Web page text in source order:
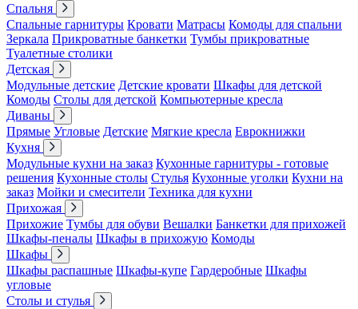
Спальня
Спальные гарнитуры Кровати Матрасы Комоды для спальни
Зеркала Прикроватные банкетки Тумбы прикроватные
Туалетные столики
Детская
Модульные детские Детские кровати Шкафы для детской
Комоды Столы для детской Компьютерные кресла
Диваны
Прямые Угловые Детские Мягкие кресла Еврокнижки
Кухня
Модульные кухни на заказ Кухонные гарнитуры - готовые
решения Кухонные столы Стулья Кухонные уголки Кухни на
заказ Мойки и смесители Техника для кухни
Прихожая
Прихожие Тумбы для обуви Вешалки Банкетки для прихожей
Шкафы-пеналы Шкафы в прихожую Комоды
Шкафы
Шкафы распашные Шкафы-купе Гардеробные Шкафы
угловые
Столы и стулья